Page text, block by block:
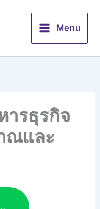
Menu
ารธุรกิจ
ณและ